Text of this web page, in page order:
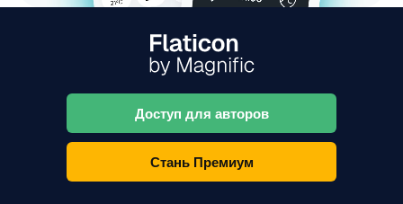
Доступ для авторов
Стань Премиум